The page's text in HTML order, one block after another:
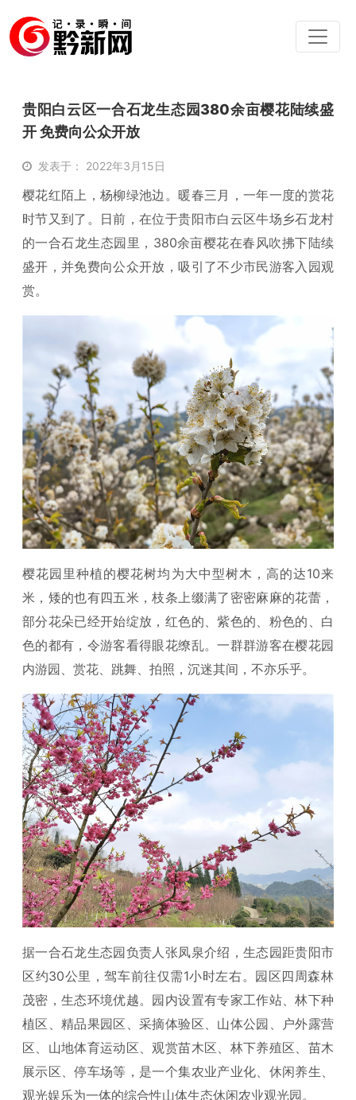
贵阳白云区一合石龙生态园380余亩樱花陆续盛
开 免费向公众开放
发表于： 2022年3月15日
樱花红陌上，杨柳绿池边。暖春三月，一年一度的赏花
时节又到了。 日前，在位于贵阳市白云区牛场乡石龙村
的一合石龙生态园里，380余亩樱花在春风吹拂下陆续
盛开，并免费向公众开放，吸引了不少市民游客入园观
赏。
樱花园里种植的樱花树均为大中型树木，高的达10来
米，矮的也有四五米，枝条上缀满了密密麻麻的花蕾，
部分花朵已经开始绽放，红色的、紫色的、粉色的、白
色的都有，令游客看得眼花缭乱。一群群游客在樱花园
内游园、赏花、跳舞、拍照，沉迷其间，不亦乐乎。
据一合石龙生态园负责人张凤泉介绍，生态园距贵阳市
区约30公里，驾车前往仅需1小时左右。园区四周森林
茂密，生态环境优越。园内设置有专家工作站、林下种
植区、精品果园区、采摘体验区、山体公园、户外露营
区、山地体育运动区、观赏苗木区、林下养殖区、苗木
展示区、停车场等，是一个集农业产业化、休闲养生、
观光娱乐为一体的综合性山体生态休闲农业观光园。